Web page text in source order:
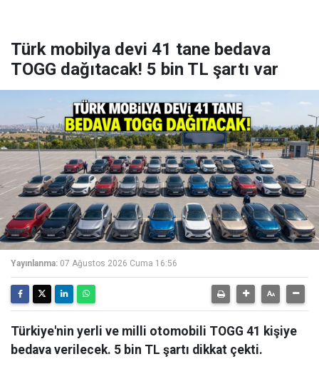
Türk mobilya devi 41 tane bedava
TOGG dağıtacak! 5 bin TL şartı var
Yayınlanma: 07 Ağustos 2026 Cuma 16:56
Türkiye'nin yerli ve milli otomobili TOGG 41 kişiye
bedava verilecek. 5 bin TL şartı dikkat çekti.